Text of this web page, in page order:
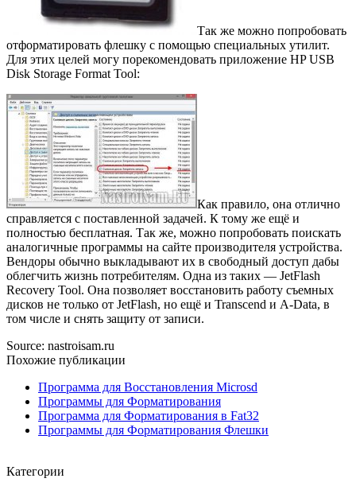
Так же можно попробовать
отформатировать флешку с помощью специальных утилит.
Для этих целей могу порекомендовать приложение HP USB
Disk Storage Format Tool:
Как правило, она отлично
справляется с поставленной задачей. К тому же ещё и
полностью бесплатная. Так же, можно попробовать поискать
аналогичные программы на сайте производителя устройства.
Вендоры обычно выкладывают их в свободный доступ дабы
облегчить жизнь потребителям. Одна из таких — JetFlash
Recovery Tool. Она позволяет восстановить работу съемных
дисков не только от JetFlash, но ещё и Transcend и A-Data, в
том числе и снять защиту от записи.
Source: nastroisam.ru
Похожие публикации
Программа для Восстановления Microsd
Программы для Форматирования
Программа для Форматирования в Fat32
Программы для Форматирования Флешки
Категории